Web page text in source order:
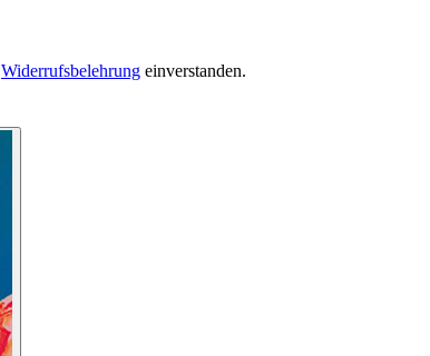
Widerrufsbelehrung einverstanden.